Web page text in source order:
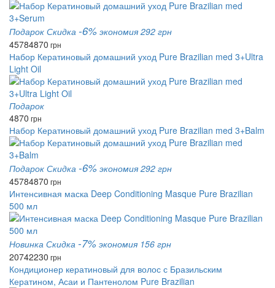
Подарок Скидка -6% экономия 292 грн
45784870 грн
Набор Кератиновый домашний уход Pure Brazilian med 3+Ultra
Light Oil
Подарок
4870 грн
Набор Кератиновый домашний уход Pure Brazilian med 3+Balm
Подарок Скидка -6% экономия 292 грн
45784870 грн
Интенсивная маска Deep Conditioning Masque Pure Brazilian
500 мл
Новинка Скидка -7% экономия 156 грн
20742230 грн
Кондиционер кератиновый для волос с Бразильским
Кератином, Асаи и Пантенолом Pure Brazilian